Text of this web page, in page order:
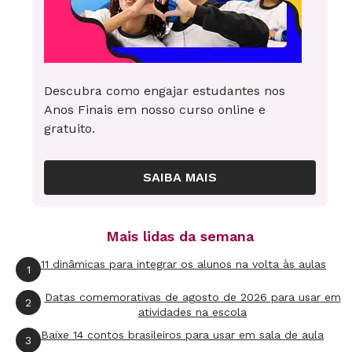
Spams são mensagens eletrônicas enviada em
massa sem a solicitação dos destinatários. Vale
para mensagens de texto no celular, e-mails e
comentários em sites e blogs. Em geral, os
spams têm caráter publicitário, oferecendo
produtos e serviços para o maior número de
contatos possível - as ofertas vão desde
estética. Esse tipo de publicidade é a versão
eletrônica das malas diretas recebidas pelo
correio, como catálogos de roupas, ofertas de
assinaturas de revistas etc. Além dos spams
publicitários, há mensagens em massa usadas
Descubra como engajar estudantes nos
Anos Finais em nosso curso online e
gratuito.
SAIBA MAIS
Mais lidas da semana
1 11 dinâmicas para integrar os alunos na volta às aulas
2
Datas comemorativas de agosto de 2026 para usar em
atividades na escola
3 Baixe 14 contos brasileiros para usar em sala de aula